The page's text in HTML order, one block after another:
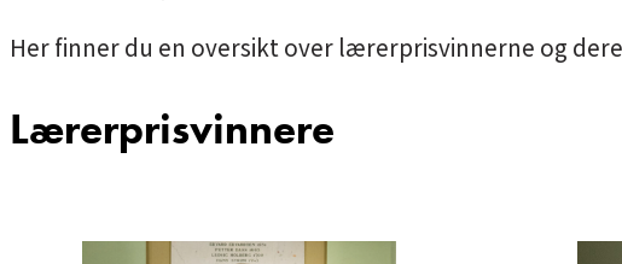
Her finner du en oversikt over lærerprisvinnerne og
Lærerprisvinnere